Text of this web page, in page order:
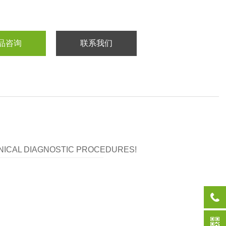
咨询 联系我们
DIAGNOSTIC PROCEDURES!